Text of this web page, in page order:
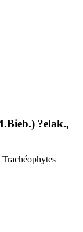
?elak.,
Trachéophytes